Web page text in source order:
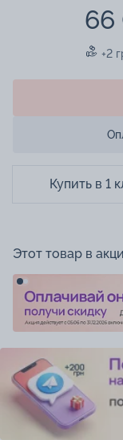
66
+2
Купить в 1
Этот товар в